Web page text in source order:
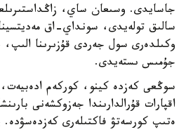
جاسايدى. وسىعان ساي،
سالىق تولەيدى، سونداي-اق
وكىلدەرى سول جەردى قۇزىرىنا الىپ،
جۇمىس ىستەيدى.
سوڭعى كەزدە كينو، كوركەم ادەبيەت،
اقپارات قۇرالدارىندا جەزوكشەنى
ەتىپ كورسەتۋ فاكتىلەرى